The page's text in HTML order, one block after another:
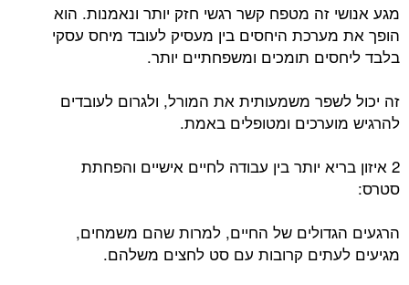
מגע אנושי זה מטפח קשר רגשי חזק יותר ונאמנות. הוא
הופך את מערכת היחסים בין מעסיק לעובד מיחס עסקי
בלבד ליחסים תומכים ומשפחתיים יותר.
זה יכול לשפר משמעותית את המורל, ולגרום לעובדים
להרגיש מוערכים ומטופלים באמת.
2 איזון בריא יותר בין עבודה לחיים אישיים והפחתת
סטרס:
הרגעים הגדולים של החיים, למרות שהם משמחים,
מגיעים לעתים קרובות עם סט לחצים משלהם.